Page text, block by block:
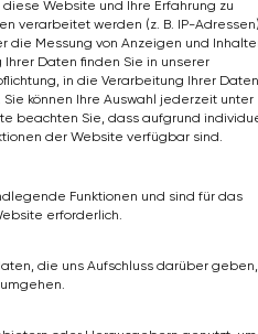
laut KV ab € 2.281,50
Website und Ihre Erfahrung zu
verarbeitet werden (z. B. IP-
die Messung von Anzeigen und
Daten finden Sie in unserer
in die Verarbeitung Ihrer Daten
Sie können Ihre Auswahl jederzeit unter
beachten Sie, dass aufgrund
der Website verfügbar sind.
für die eine
Funktionen und sind für das
erforderlich.
die uns Aufschluss darüber